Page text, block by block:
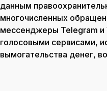
данным
многочисленных
мессенджеры Telegram и
голосовыми сервисами,
вымогательства денег,